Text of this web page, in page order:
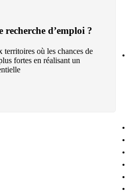
d’emploi ?
territoires où les chances de
fortes en réalisant un